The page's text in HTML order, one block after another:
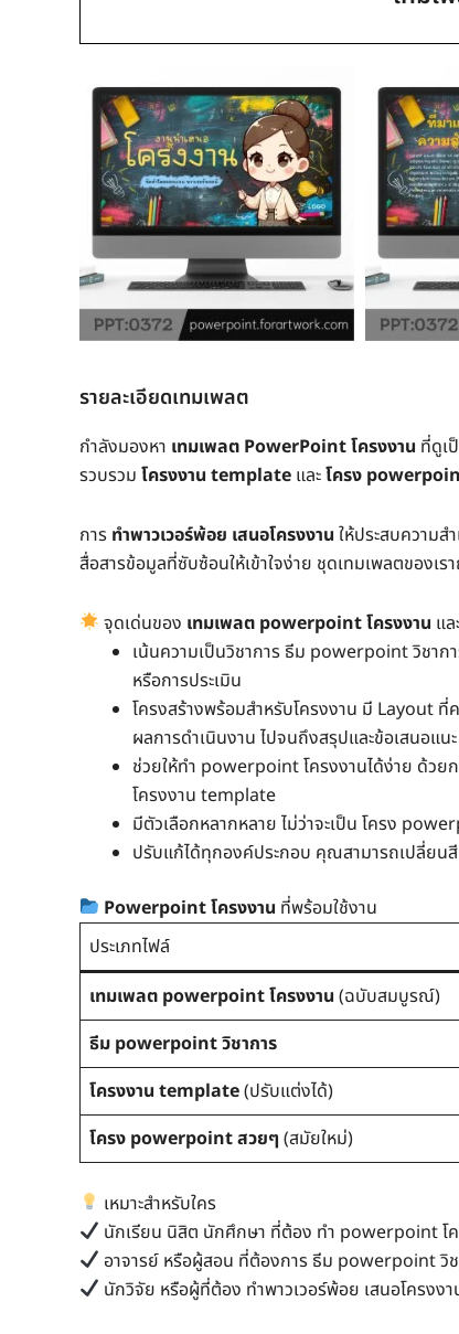
รายละเอียดเทมเพลต
กำลังมองหา เทมเพลต PowerPoint โครงงาน ที่ดูเ
รวบรวม โครงงาน template และโครง
การ ทำพาวเวอร์พ้อย เสนอโครงงาน ให้ประสบความส
สื่อสารข้อมูลที่ซับซ้อนให้เข้าใจง่าย ชุดเทมเพลตของเ
จุดเด่นของ เทมเพลต powerpoint โครงงาน แล
เน้นความเป็นวิชาการ ธีม powerpoint วิชากา
หรือการประเมิน
โครงสร้างพร้อมสำหรับโครงงาน มี Layout
ผลการดำเนินงาน ไปจนถึงสรุปและข้อเสนอแนะ
ช่วยให้ทำ powerpoint โครงงานได้ง่าย ด้วย
โครงงาน template
มีตัวเลือกหลากหลาย ไม่ว่าจะเป็น โครง
ปรับแก้ได้ทุกองค์ประกอบ คุณสามารถเปลี่ย
Powerpoint โครงงาน ที่พร้อมใช้งาน
ประเภทไฟล์
เทมเพลต powerpoint โครงงาน (ฉบับสมบูรณ์)
ธีม powerpoint วิชาการ
โครงงาน template(ปรับแต่งได้)
โครง powerpoint สวยๆ (สมัยใหม่)
เหมาะสำหรับใคร
นักเรียน นิสิต นักศึกษา ที่ต้อง ทำ powerpoint โ
อาจารย์ หรือผู้สอน ที่ต้องการ ธีม powerpoint วิช
นักวิจัย หรือผู้ที่ต้อง ทำพาวเวอร์พ้อย เสนอโครงงา